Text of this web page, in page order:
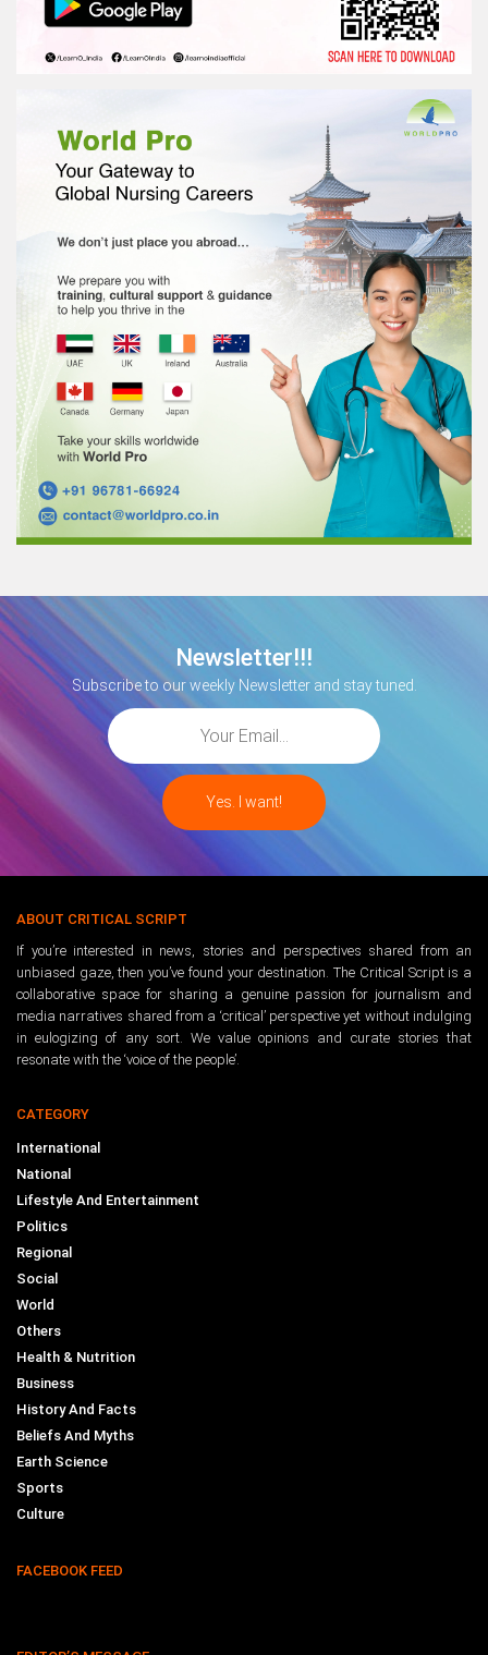
Newsletter!!!
Subscribe to our weekly Newsletter and stay tuned.
ABOUT CRITICAL SCRIPT
If you’re interested in news, stories and perspectives shared from an
unbiased gaze, then you’ve found your destination. The Critical Script is a
collaborative space for sharing a genuine passion for journalism and
media narratives shared from a ‘critical’ perspective yet without indulging
in eulogizing of any sort. We value opinions and curate stories that
resonate with the ‘voice of the people’.
CATEGORY
International
National
Lifestyle And Entertainment
Politics
Regional
Social
World
Others
Health & Nutrition
Business
History And Facts
Beliefs And Myths
Earth Science
Sports
Culture
FACEBOOK FEED